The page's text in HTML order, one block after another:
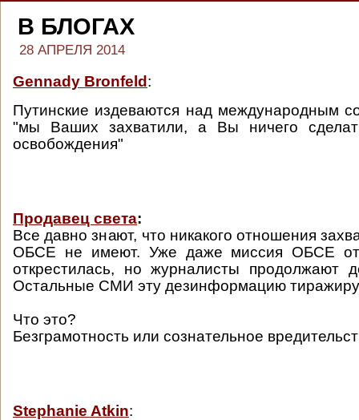
В БЛОГАХ
28 АПРЕЛЯ 2014
Gennady Bronfeld :
Путинские издеваются над международным
"мы Ваших захватили, а Вы ничего
освобождения"
Продавец света:
Все давно знают, что никакого отношения
ОБСЕ не имеют. Уже даже миссия ОБСЕ
открестилась, но журналисты продолжают
Остальные СМИ эту дезинформацию
Что это?
Безграмотность или сознательное
Stephanie Atkin: